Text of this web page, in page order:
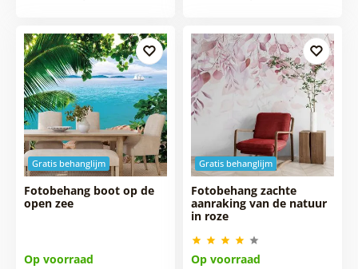
Gratis behanglijm
Fotobehang boot op de
open zee
Op voorraad
Gratis behanglijm
Fotobehang zachte
aanraking van de natuur
in roze
Op voorraad